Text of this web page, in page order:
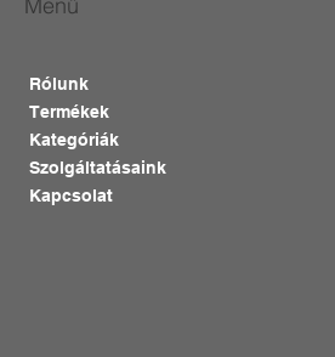
Rólunk
Termékek
Kategóriák
Szolgáltatásaink
Kapcsolat